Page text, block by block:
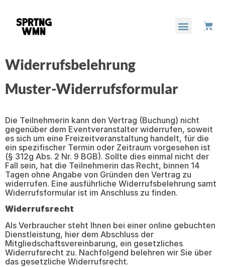
Widerrufsbelehrung
Muster-Widerrufsformular
Die Teilnehmerin kann den Vertrag (Buchung) nicht
gegenüber dem Eventveranstalter widerrufen, soweit
es sich um eine Freizeitveranstaltung handelt, für die
ein spezifischer Termin oder Zeitraum vorgesehen ist
(§ 312g Abs. 2 Nr. 9 BGB). Sollte dies einmal nicht der
Fall sein, hat die Teilnehmerin das Recht, binnen 14
Tagen ohne Angabe von Gründen den Vertrag zu
widerrufen. Eine ausführliche Widerrufsbelehrung samt
Widerrufsformular ist im Anschluss zu finden.
Widerrufsrecht
Als Verbraucher steht Ihnen bei einer online gebuchten
Dienstleistung, hier dem Abschluss der
Mitgliedschaftsvereinbarung, ein gesetzliches
Widerrufsrecht zu. Nachfolgend belehren wir Sie über
das gesetzliche Widerrufsrecht.